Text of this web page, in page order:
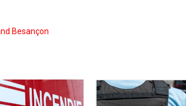
Besançon